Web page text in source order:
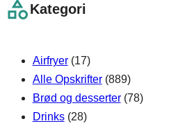
c
Kategori
Airfryer(17)
Alle Opskrifter(889)
Brød og desserter(78)
Drinks(28)